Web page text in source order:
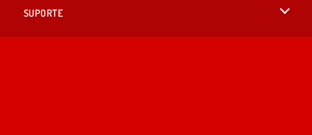
SUPORTE